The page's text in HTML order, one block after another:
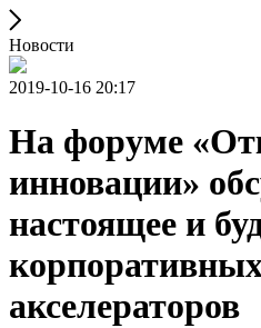
Новости
2019-10-16 20:17
На форуме
инновации»
настоящее и
акселераторов